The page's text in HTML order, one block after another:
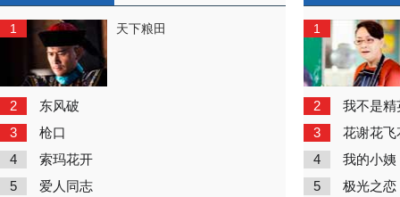
1 天下粮田
2 东风破
3 枪口
4 索玛花开
5 爱人同志
1
2 我不是精
3 花谢花飞
4 我的小姨
5 极光之恋